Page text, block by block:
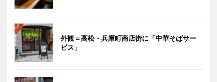
外観＝高松・兵庫町商店街に「中華そばサー
ビス」